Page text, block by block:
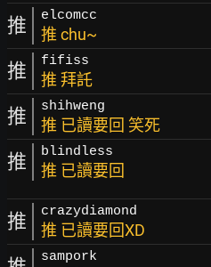
推 elcomcc
推 chu~
推 fifiss
推 拜託
推 shihweng
推 已讀要回 笑死
推 blindless
推 已讀要回
推 crazydiamond
推 已讀要回XD
sampork